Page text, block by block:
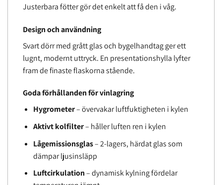
Justerbara fötter gör det enkelt att få den i våg.
Design och användning
Svart dörr med grått glas och bygelhandtag ger ett
lugnt, modernt uttryck. En presentationshylla lyfter
fram de finaste flaskorna stående.
Goda förhållanden för vinlagring
Hygrometer– övervakar luftfuktigheten i kylen
Aktivt kolfilter– håller luften ren i kylen
Lågemissionsglas– 2-lagers, härdat glas som
dämpar ljusinsläpp
Luftcirkulation– dynamisk kylning fördelar